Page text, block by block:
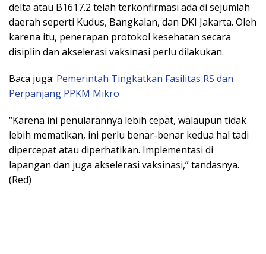
delta atau B1617.2 telah terkonfirmasi ada di sejumlah
daerah seperti Kudus, Bangkalan, dan DKI Jakarta. Oleh
karena itu, penerapan protokol kesehatan secara
disiplin dan akselerasi vaksinasi perlu dilakukan.
Baca juga: Pemerintah Tingkatkan Fasilitas RS dan
Perpanjang PPKM Mikro
“Karena ini penularannya lebih cepat, walaupun tidak
lebih mematikan, ini perlu benar-benar kedua hal tadi
dipercepat atau diperhatikan. Implementasi di
lapangan dan juga akselerasi vaksinasi,” tandasnya.
(Red)